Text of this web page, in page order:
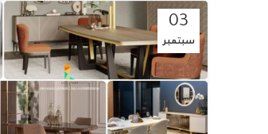
03
سبتمبر